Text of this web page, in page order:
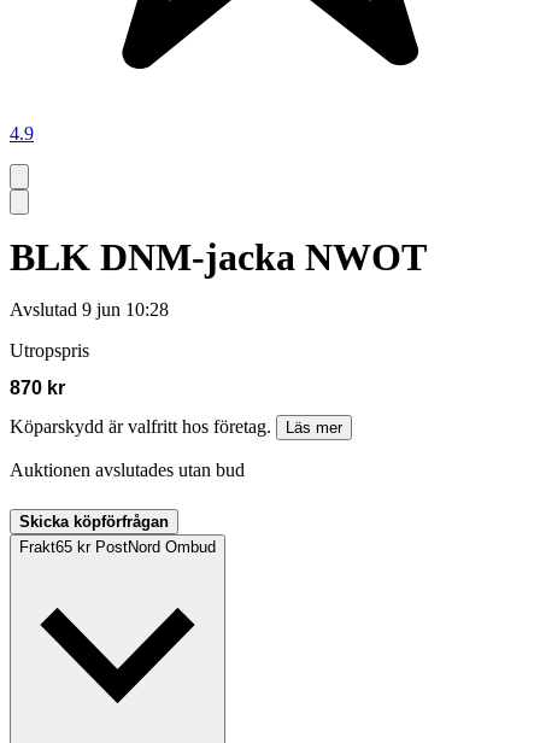
4.9
BLK DNM-jacka NWOT
Avslutad 9 jun 10:28
Utropspris
870 kr
Köparskydd är valfritt hos företag.
Läs mer
Auktionen avslutades utan bud
Skicka köpförfrågan
Frakt65 kr PostNord Ombud